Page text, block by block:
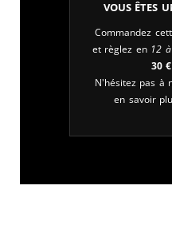
Vous êtes
Commandez
et règlez en 12
30€
N'hésitez pas à
en savoir